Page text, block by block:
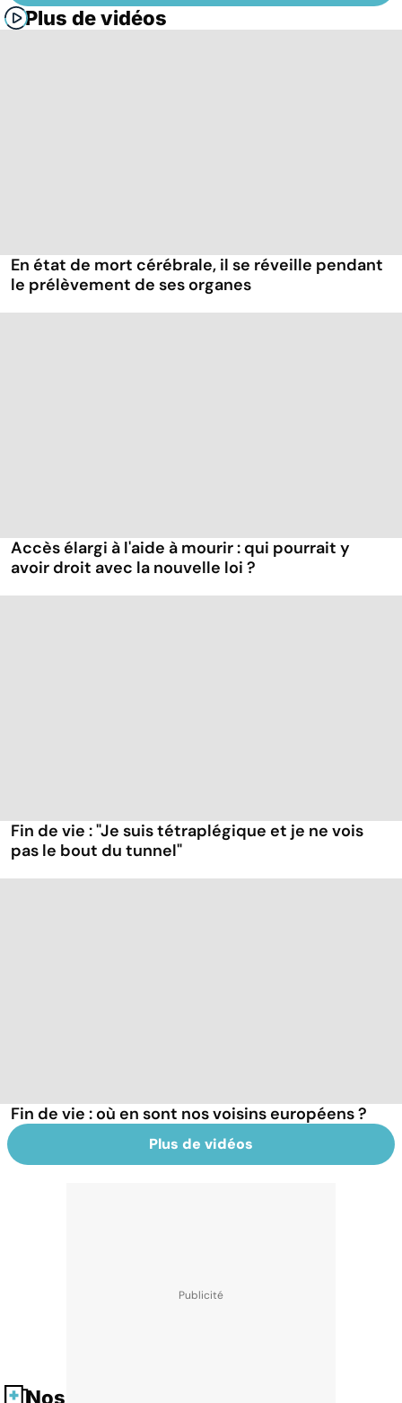
Plus de vidéos
En état de mort cérébrale, il se réveille pendant
le prélèvement de ses organes
Accès élargi à l'aide à mourir : qui pourrait y
avoir droit avec la nouvelle loi ?
Fin de vie : "Je suis tétraplégique et je ne vois
pas le bout du tunnel"
Fin de vie : où en sont nos voisins européens ?
Plus de vidéos
Nos fiches santé